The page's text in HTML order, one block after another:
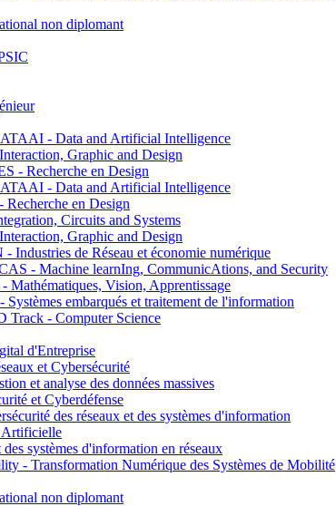
non diplomant
- Data and Artificial Intelligence
Graphic and Design
- Recherche en Design
- Data and Artificial Intelligence
en Design
Circuits and Systems
Graphic and Design
Industries de Réseau et économie numérique
- Machine learnIng, CommunicAtions, and Security
Vision, Apprentissage
embarqués et traitement de l'information
Track - Computer Science
d'Entreprise
et Cybersécurité
et analyse des données massives
et Cyberdéfense
des réseaux et des systèmes d'information
systèmes d'information en réseaux
- Transformation Numérique des Systèmes de Mobilité
non diplomant